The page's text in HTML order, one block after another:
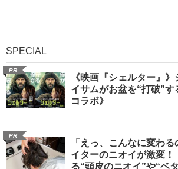
SPECIAL
PR
《映画『シェルター』
イサムがお盆を“打破”す
コラボ》
PR
「えっ、こんなに変わ
イターのニオイが激変
る“頭皮のニオイ”や“ベ